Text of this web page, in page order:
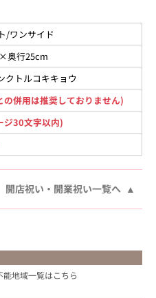
/ワンサイド
奥行25cm
クトルコキキョウ
併用は推奨しておりません)
ジ30文字以内)
開店祝い・開業祝い一覧へ
能地域一覧はこちら